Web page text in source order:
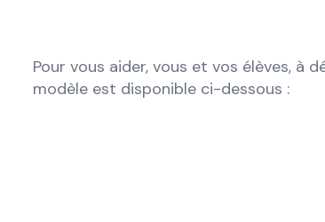
Pour vous aider, vous et vos élèves, à
modèle est disponible ci-dessous :